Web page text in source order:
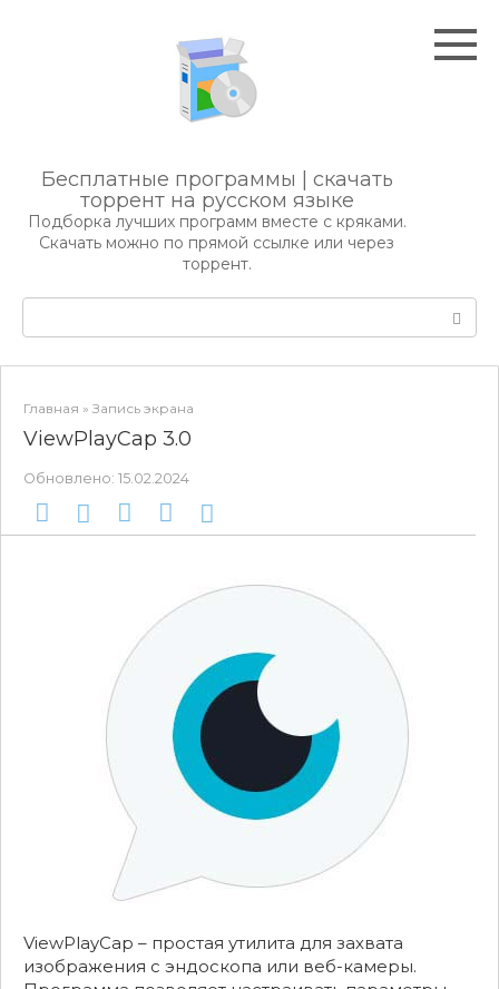
Бесплатные программы | скачать
торрент на русском языке
Подборка лучших программ вместе с кряками.
Скачать можно по прямой ссылке или через
торрент.
Главная » Запись экрана
ViewPlayCap 3.0
Обновлено: 15.02.2024
ViewPlayCap – простая утилита для захвата
изображения с эндоскопа или веб-камеры.